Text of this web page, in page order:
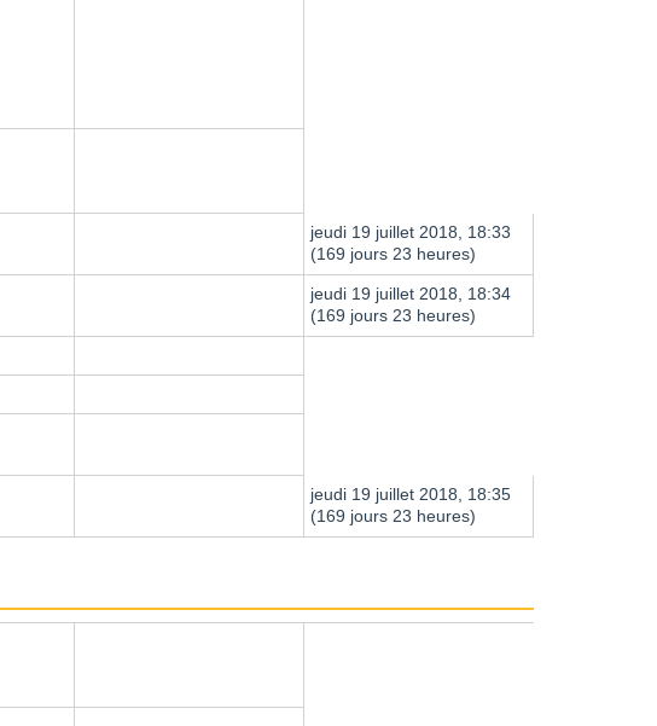
jeudi 19 juillet 2018, 18:33
(169 jours 23 heures)
jeudi 19 juillet 2018, 18:34
(169 jours 23 heures)
jeudi 19 juillet 2018, 18:35
(169 jours 23 heures)